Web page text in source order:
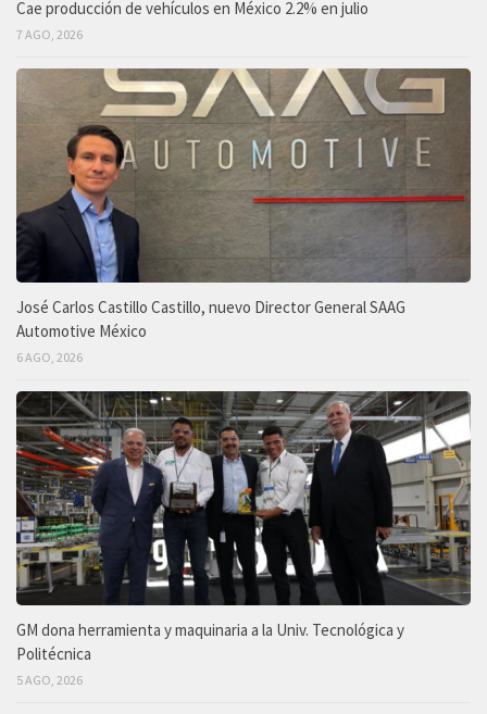
Cae producción de vehículos en México 2.2% en julio
7 AGO, 2026
José Carlos Castillo Castillo, nuevo Director General SAAG
Automotive México
6 AGO, 2026
GM dona herramienta y maquinaria a la Univ. Tecnológica y
Politécnica
5 AGO, 2026